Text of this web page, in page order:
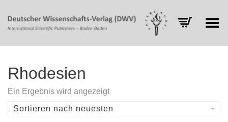
Toggle Menu
Rhodesien
Ein Ergebnis wird angezeigt
Sortieren nach neuesten